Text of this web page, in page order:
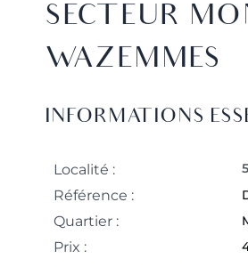
SECTEUR
WAZEMMES
INFORMATIONS
Localité :
Référence :
Quartier :
Prix :